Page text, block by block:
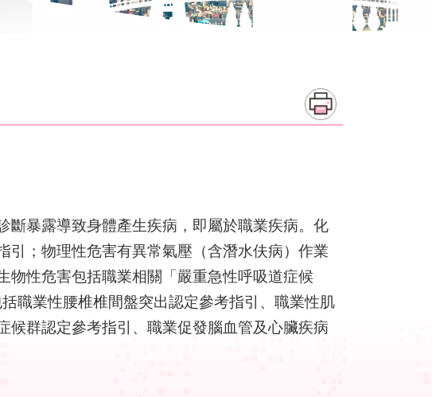
斷暴露導致身體產生疾病，即屬於職業疾病。化
；物理性危害有異常氣壓（含潛水伕病）作業
物性危害包括職業相關「嚴重急性呼吸道症候
職業性腰椎椎間盤突出認定參考指引、職業性肌
群認定參考指引、職業促發腦血管及心臟疾病